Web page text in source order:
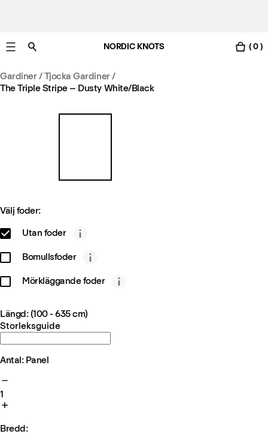
NORDIC KNOTS ( 0 )
Gardiner/Tjocka Gardiner/
The Triple Stripe – Dusty White/Black
Välj foder:
Utan foder
Bomullsfoder
Mörkläggande foder
Längd: (100 - 635 cm)
Storleksguide
Antal: Panel
1
Bredd: